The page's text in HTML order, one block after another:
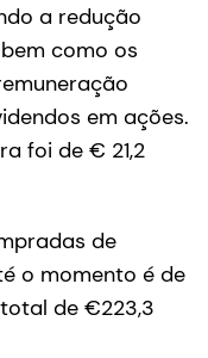
a redução
como os
em ações.
foi de € 21,2
de
o momento é de
de €223,3